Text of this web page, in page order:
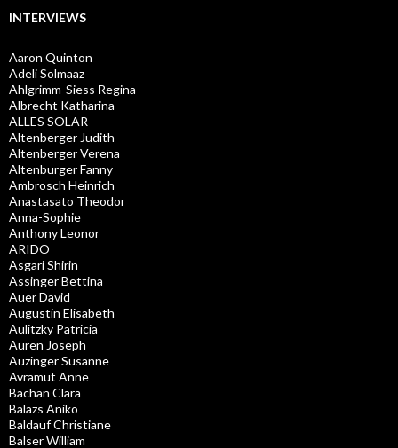
INTERVIEWS
Aaron Quinton
Adeli Solmaaz
Ahlgrimm-Siess Regina
Albrecht Katharina
ALLES SOLAR
Altenberger Judith
Altenberger Verena
Altenburger Fanny
Ambrosch Heinrich
Anastasato Theodor
Anna-Sophie
Anthony Leonor
ARIDO
Asgari Shirin
Assinger Bettina
Auer David
Augustin Elisabeth
Aulitzky Patricia
Auren Joseph
Auzinger Susanne
Avramut Anne
Bachan Clara
Balazs Aniko
Baldauf Christiane
Balser William